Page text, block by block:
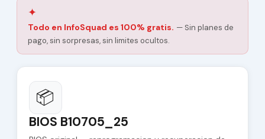
✦
Todo en InfoSquad es 100% gratis. — Sin planes de
pago, sin sorpresas, sin limites ocultos.
📦
BIOS B10705_25